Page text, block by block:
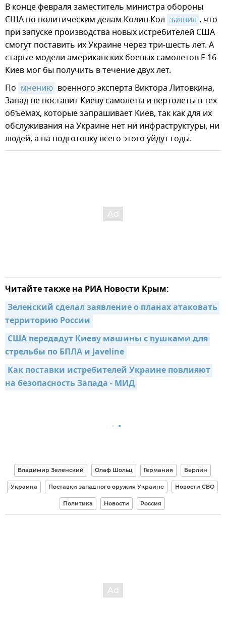
В конце февраля заместитель министра обороны
США по политическим делам Колин Кол заявил , что
при запуске производства новых истребителей США
смогут поставить их Украине через три-шесть лет. А
старые модели американских боевых самолетов F-16
Киев мог бы получить в течение двух лет.
По мнению военного эксперта Виктора Литовкина,
Запад не поставит Киеву самолеты и вертолеты в тех
объемах, которые запрашивает Киев, так как для их
обслуживания на Украине нет ни инфраструктуры, ни
людей, а на подготовку всего этого уйдут годы.
Читайте также на РИА Новости Крым:
Зеленский сделал заявление о планах атаковать
территорию России
США передадут Киеву машины с пушками для
стрельбы по БПЛА и Javeline
Как поставки истребителей Украине повлияют
на безопасность Запада - МИД
Владимир Зеленский Олаф Шольц Германия Берлин
Украина Поставки западного оружия Украине Новости СВО
Политика Новости Россия